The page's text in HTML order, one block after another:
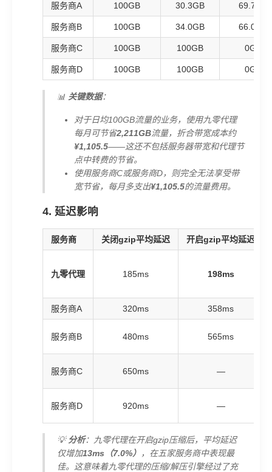
服务商A 100GB 30.3GB 69.7GB
服务商B 100GB 34.0GB 66.0GB
服务商C 100GB 100GB 0GB
服务商D 100GB 100GB 0GB
📊 关键数据：
对于日均100GB流量的业务，使用九零代理
每月可节省2,211GB流量，折合带宽成本约
¥1,105.5——这还不包括服务器带宽和代理节
点中转费的节省。
使用服务商C或服务商D，则完全无法享受带
宽节省，每月多支出¥1,105.5的流量费用。
4. 延迟影响
服务商 关闭gzip平均延迟 开启gzip平均延迟
九零代理 185ms 198ms
服务商A 320ms 358ms
服务商B 480ms 565ms
服务商C 650ms —
服务商D 920ms —
💡 分析：九零代理在开启gzip压缩后，平均延迟
仅增加13ms（7.0%）
，在五家服务商中表现最
佳。这意味着九零代理的压缩/解压引擎经过了充